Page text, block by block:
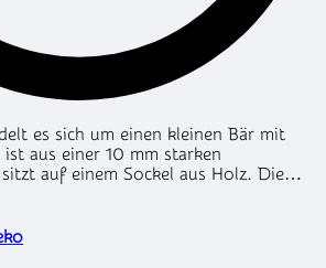
es sich um einen kleinen Bär mit
aus einer 10 mm starken
auf einem Sockel aus Holz. Die…